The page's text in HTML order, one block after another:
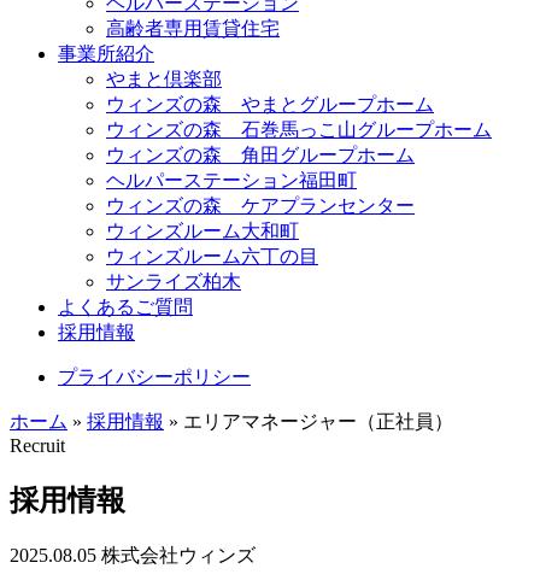
高齢者専用賃貸住宅
事業所紹介
やまと倶楽部
ウィンズの森 やまとグループホーム
ウィンズの森 石巻馬っこ山グループホーム
ウィンズの森 角田グループホーム
ヘルパーステーション福田町
ウィンズの森 ケアプランセンター
ウィンズルーム大和町
ウィンズルーム六丁の目
サンライズ柏木
よくあるご質問
採用情報
プライバシーポリシー
ホーム » 採用情報 » エリアマネージャー（正社員）
Recruit
採用情報
2025.08.05 株式会社ウィンズ